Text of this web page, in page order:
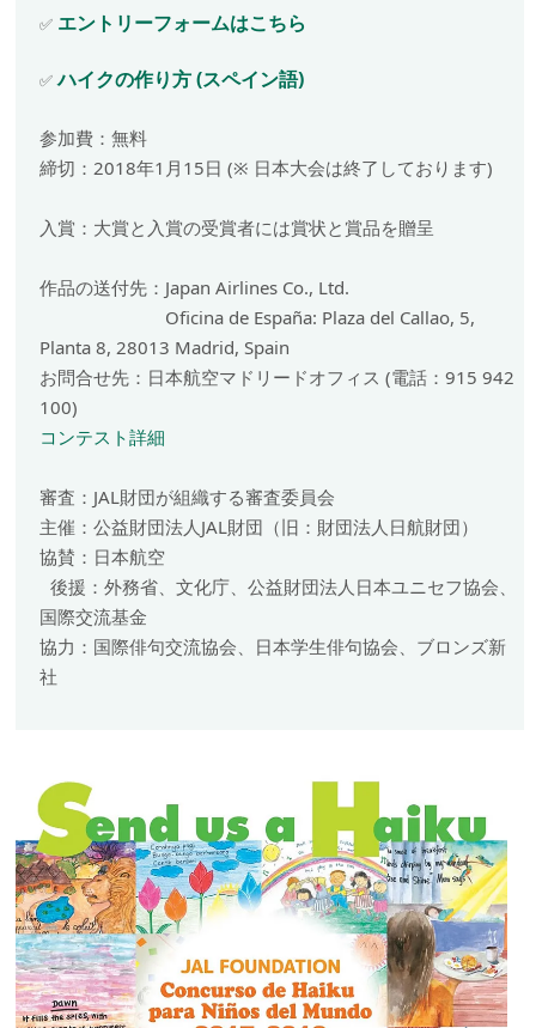
✅ エントリーフォームはこちら
✅ハイクの作り方 (スペイン語)
参加費：無料
締切：2018年1月15日 (※ 日本大会は終了しております)
入賞：大賞と入賞の受賞者には賞状と賞品を贈呈
作品の送付先：Japan Airlines Co., Ltd.
Oficina de España: Plaza del Callao, 5,
Planta 8, 28013 Madrid, Spain
お問合せ先：日本航空マドリードオフィス (電話：915 942
100)
コンテスト詳細
審査：JAL財団が組織する審査委員会
主催：公益財団法人JAL財団（旧：財団法人日航財団）
協賛：日本航空
後援：外務省、文化庁、公益財団法人日本ユニセフ協会、
国際交流基金
協力：国際俳句交流協会、日本学生俳句協会、ブロンズ新
社